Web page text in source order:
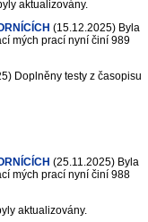
aktualizovány.
(15.12.2025) Byla
mých prací nyní činí 989
Doplněny testy z časopisu
(25.11.2025) Byla
mých prací nyní činí 988
aktualizovány.